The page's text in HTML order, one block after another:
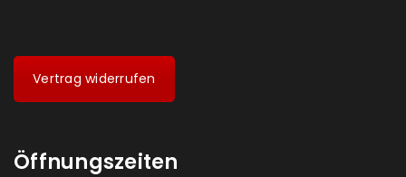
Vertrag widerrufen
Öffnungszeiten